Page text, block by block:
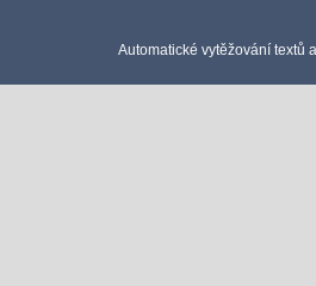
Automatické vytěžování textů